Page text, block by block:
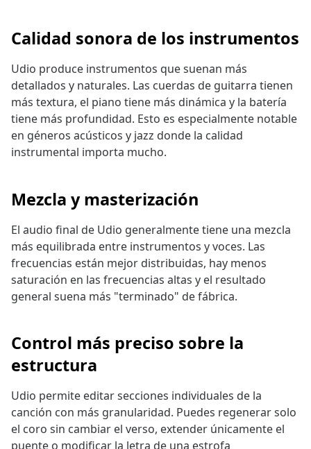
Calidad sonora de los instrumentos
Udio produce instrumentos que suenan más
detallados y naturales. Las cuerdas de guitarra tienen
más textura, el piano tiene más dinámica y la batería
tiene más profundidad. Esto es especialmente notable
en géneros acústicos y jazz donde la calidad
instrumental importa mucho.
Mezcla y masterización
El audio final de Udio generalmente tiene una mezcla
más equilibrada entre instrumentos y voces. Las
frecuencias están mejor distribuidas, hay menos
saturación en las frecuencias altas y el resultado
general suena más "terminado" de fábrica.
Control más preciso sobre la
estructura
Udio permite editar secciones individuales de la
canción con más granularidad. Puedes regenerar solo
el coro sin cambiar el verso, extender únicamente el
puente o modificar la letra de una estrofa